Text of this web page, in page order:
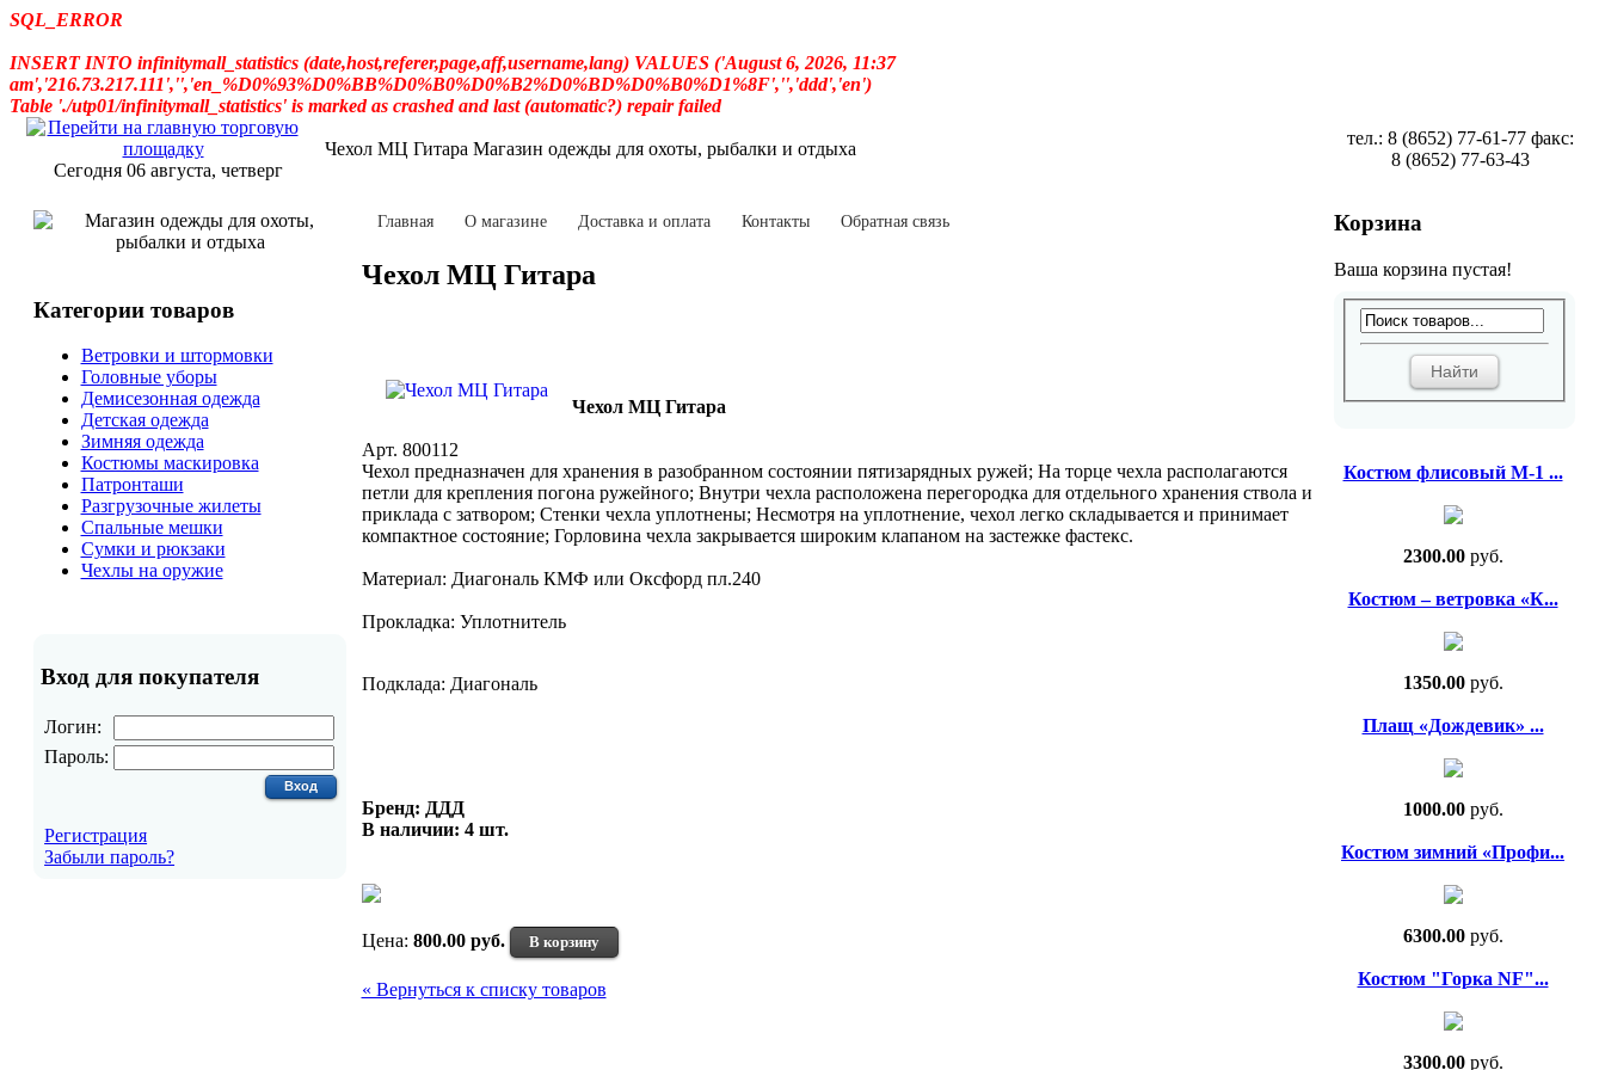
SQL_ERROR
INSERT INTO infinitymall_statistics (date,host,referer,page,aff,username,lang) VALUES ('August 6, 2026, 11:37
am','216.73.217.111','','en_%D0%93%D0%BB%D0%B0%D0%B2%D0%BD%D0%B0%D1%8F','','ddd','en')
Table './utp01/infinitymall_statistics' is marked as crashed and last (automatic?) repair failed
Сегодня 06 августа, четверг
Чехол МЦ Гитара Магазин одежды для охоты, рыбалки и отдыха
тел.: 8 (8652) 77-61-77 факс:
8 (8652) 77-63-43
Категории товаров
Ветровки и штормовки
Головные уборы
Демисезонная одежда
Детская одежда
Зимняя одежда
Костюмы маскировка
Патронташи
Разгрузочные жилеты
Спальные мешки
Сумки и рюкзаки
Чехлы на оружие
Вход для покупателя
Логин:
Пароль:
Регистрация
Забыли пароль?
Главная О магазине Доставка и оплата Контакты Обратная связь
Чехол МЦ Гитара
Чехол МЦ Гитара
Арт. 800112
Чехол предназначен для хранения в разобранном состоянии пятизарядных ружей; На торце чехла располагаются
петли для крепления погона ружейного; Внутри чехла расположена перегородка для отдельного хранения ствола и
приклада с затвором; Стенки чехла уплотнены; Несмотря на уплотнение, чехол легко складывается и принимает
компактное состояние; Горловина чехла закрывается широким клапаном на застежке фастекс.
Материал: Диагональ КМФ или Оксфорд пл.240
Прокладка: Уплотнитель
Подклада: Диагональ
Бренд: ДДД
В наличии: 4 шт.
Цена: 800.00 руб. В корзину
« Вернуться к списку товаров
Корзина
Ваша корзина пустая!
Костюм флисовый М-1 ...
2300.00руб.
Костюм – ветровка «К...
1350.00руб.
Плащ «Дождевик» ...
1000.00руб.
Костюм зимний «Профи...
6300.00руб.
Костюм "Горка NF"...
3300.00руб.